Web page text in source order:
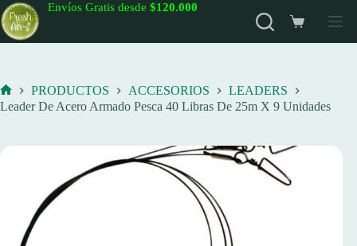
Saltar
al
contenido
Envíos Gratis desde $120.000
Carro
de
Inicio
PRODUCTOS ACCESORIOS
LEADERS
Leader De Acero Armado Pesca 40 Libras De 25m X 9 Unidades